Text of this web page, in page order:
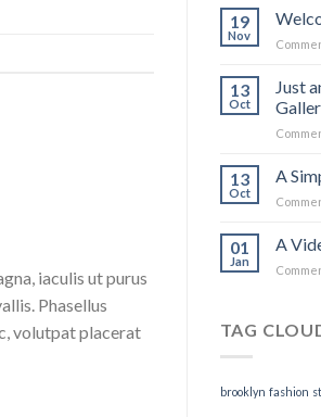
iaculis ut purus
Phasellus
volutpat placerat
19
Nov
13
Oct
Just
13
Oct
A
01
Jan
A
TAG
brooklyn fashion